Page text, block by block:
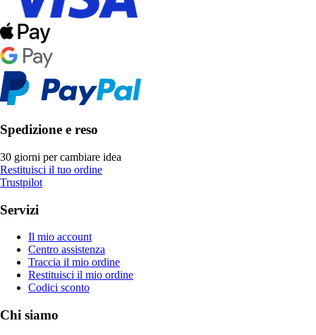
Spedizione e reso
30 giorni per cambiare idea
Restituisci il tuo ordine
Trustpilot
Servizi
Il mio account
Centro assistenza
Traccia il mio ordine
Restituisci il mio ordine
Codici sconto
Chi siamo